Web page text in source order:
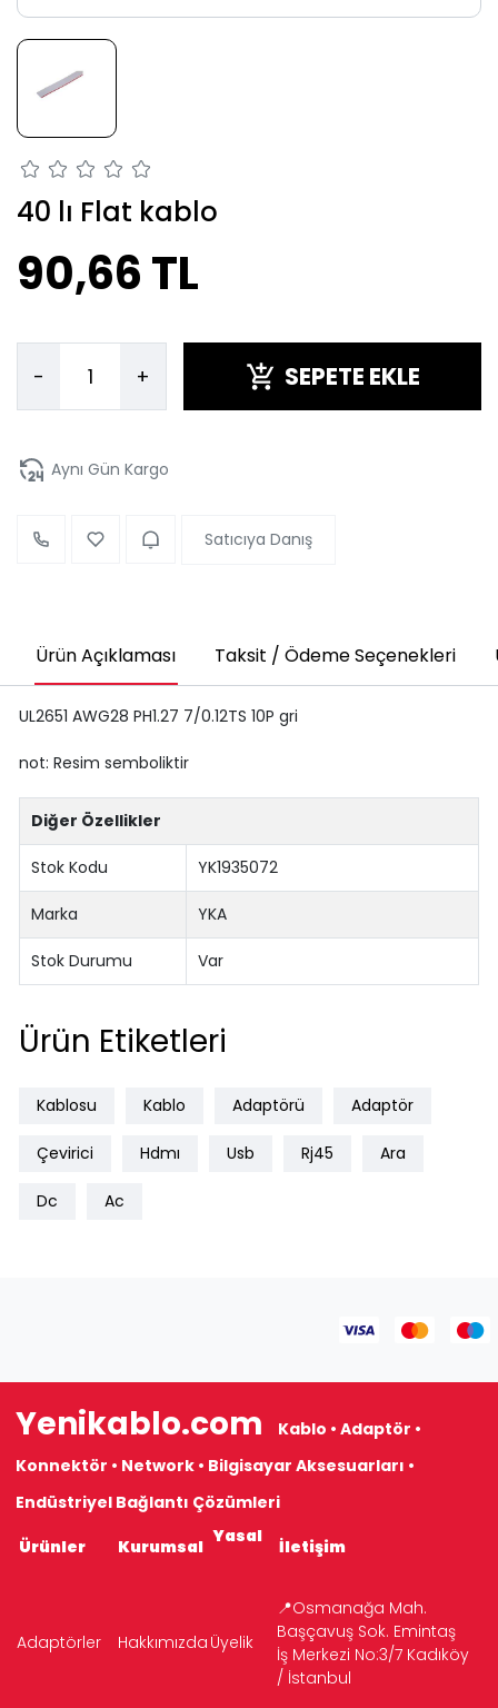
40 lı Flat kablo
90,66 TL
- + SEPETE EKLE
Aynı Gün Kargo
Satıcıya Danış
Ürün Açıklaması Taksit / Ödeme Seçenekleri
UL2651 AWG28 PH1.27 7/0.12TS 10P gri
not: Resim semboliktir
Diğer Özellikler
Stok Kodu YK1935072
Marka YKA
Stok Durumu Var
Ürün Etiketleri
Kablosu Kablo Adaptörü Adaptör
Çevirici Hdmı Usb Rj45 Ara
Dc Ac
Yenikablo.com
Kablo • Adaptör •
Konnektör • Network • Bilgisayar Aksesuarları •
Endüstriyel Bağlantı Çözümleri
Ürünler
Kurumsal Yasal İletişim
Adaptörler Hakkımızda Üyelik
📍Osmanağa Mah.
Başçavuş Sok. Emintaş
İş Merkezi No:3/7 Kadıköy
/ İstanbul